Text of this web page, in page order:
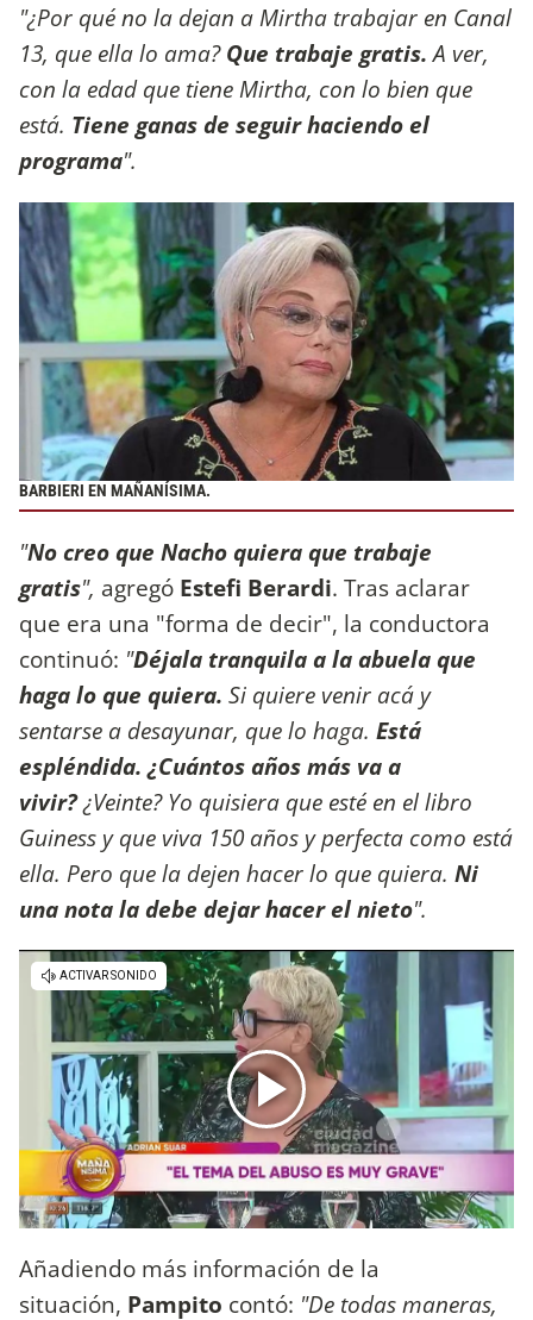
"¿Por qué no la dejan a Mirtha trabajar en Canal
13, que ella lo ama?Que trabaje gratis.A ver,
con la edad que tiene Mirtha, con lo bien que
está. Tiene ganas de seguir haciendo el
programa".
BARBIERI EN MAÑANÍSIMA.
"No creo que Nacho quiera que trabaje
gratis", agregó Estefi Berardi. Tras aclarar
que era una "forma de decir", la conductora
continuó: "Déjala tranquila a la abuela que
haga lo que quiera. Si quiere venir acá y
sentarse a desayunar, que lo haga. Está
espléndida. ¿Cuántos años más va a
vivir?¿Veinte? Yo quisiera que esté en el libro
Guiness y que viva 150 años y perfecta como está
ella. Pero que la dejen hacer lo que quiera. Ni
una nota la debe dejar hacer el nieto".
Añadiendo más información de la
situación, Pampito contó: "De todas maneras,